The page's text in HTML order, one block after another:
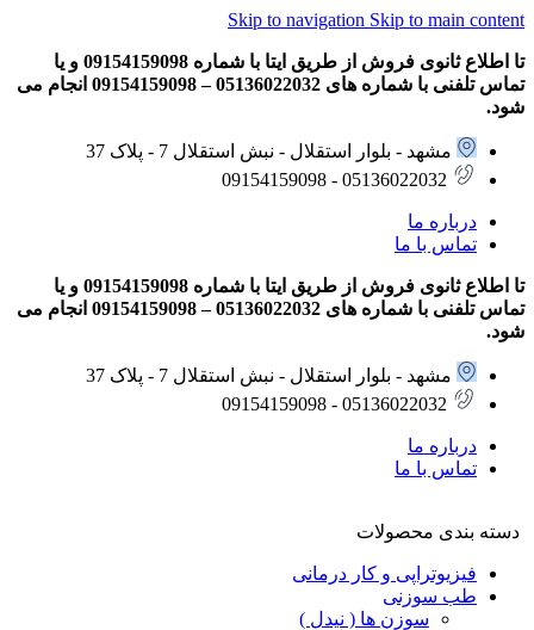
Skip to navigation Skip to main content
تا اطلاع ثانوی فروش از طریق ایتا با شماره 09154159098 و یا
تماس تلفنی با شماره های 05136022032 – 09154159098 انجام می
شود.
مشهد - بلوار استقلال - نبش استقلال 7 - پلاک 37
05136022032 - 09154159098
درباره ما
تماس با ما
تا اطلاع ثانوی فروش از طریق ایتا با شماره 09154159098 و یا
تماس تلفنی با شماره های 05136022032 – 09154159098 انجام می
شود.
مشهد - بلوار استقلال - نبش استقلال 7 - پلاک 37
05136022032 - 09154159098
درباره ما
تماس با ما
دسته بندی محصولات
فیزیوتراپی و کار درمانی
طب سوزنی
سوزن ها ( نیدل )